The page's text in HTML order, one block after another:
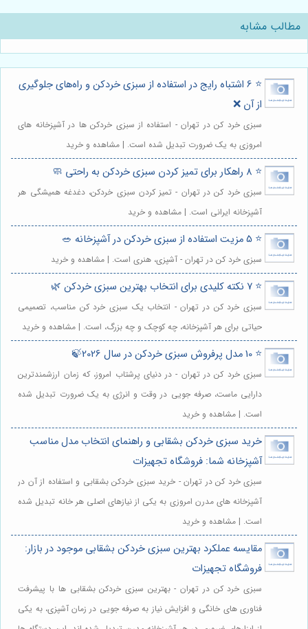
مطالب مشابه
⭐️ 6 اشتباه رایج در استفاده از سبزی خردکن و راه‌های جلوگیری
از آن ❌
سبزی خرد کن در تهران - استفاده از سبزی خردکن ها در آشپزخانه های
امروزی به یک ضرورت تبدیل شده است. | مشاهده و خرید
⭐️ 8 راهکار برای تمیز کردن سبزی خردکن به راحتی 🧼
سبزی خرد کن در تهران - تمیز کردن سبزی خردکن، دغدغه همیشگی هر
آشپزخانه ایرانی است. | مشاهده و خرید
⭐️ 5 مزیت استفاده از سبزی خردکن در آشپزخانه 🥗
سبزی خرد کن در تهران - آشپزی، هنری است. | مشاهده و خرید
⭐️ 7 نکته کلیدی برای انتخاب بهترین سبزی خردکن 🌿
سبزی خرد کن در تهران - انتخاب یک سبزی خرد کن مناسب، تصمیمی
حیاتی برای هر آشپزخانه، چه کوچک و چه بزرگ، است. | مشاهده و خرید
⭐️ 10 مدل پرفروش سبزی خردکن در سال 2026🍃
سبزی خرد کن در تهران - در دنیای پرشتاب امروز، که زمان ارزشمندترین
دارایی ماست، صرفه جویی در وقت و انرژی به یک ضرورت تبدیل شده
است. | مشاهده و خرید
خرید سبزی خردکن بشقابی و راهنمای انتخاب مدل مناسب
آشپزخانه شما: فروشگاه تجهیزات
سبزی خرد کن در تهران - خرید سبزی خردکن بشقابی و استفاده از آن در
آشپزخانه های مدرن امروزی به یکی از نیازهای اصلی هر خانه تبدیل شده
است. | مشاهده و خرید
مقایسه عملکرد بهترین سبزی خردکن بشقابی موجود در بازار:
فروشگاه تجهیزات
سبزی خرد کن در تهران - بهترین سبزی خردکن بشقابی ها با پیشرفت
فناوری های خانگی و افزایش نیاز به صرفه جویی در زمان آشپزی، به یکی